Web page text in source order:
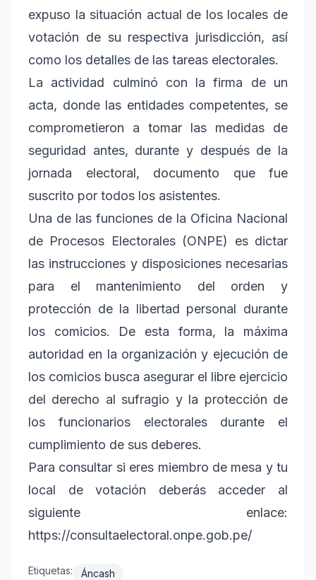
expuso la situación actual de los locales de
votación de su respectiva jurisdicción, así
como los detalles de las tareas electorales.
La actividad culminó con la firma de un
acta, donde las entidades competentes, se
comprometieron a tomar las medidas de
seguridad antes, durante y después de la
jornada electoral, documento que fue
suscrito por todos los asistentes.
Una de las funciones de la Oficina Nacional
de Procesos Electorales (ONPE) es dictar
las instrucciones y disposiciones necesarias
para el mantenimiento del orden y
protección de la libertad personal durante
los comicios. De esta forma, la máxima
autoridad en la organización y ejecución de
los comicios busca asegurar el libre ejercicio
del derecho al sufragio y la protección de
los funcionarios electorales durante el
cumplimiento de sus deberes.
Para consultar si eres miembro de mesa y tu
local de votación deberás acceder al
siguiente enlace:
https://consultaelectoral.onpe.gob.pe/
Etiquetas: Áncash